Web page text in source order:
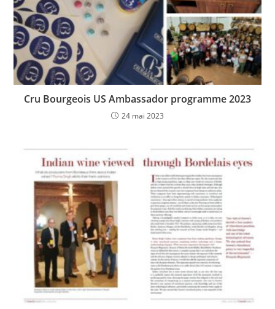
Cru Bourgeois US Ambassador programme 2023
24 mai 2023